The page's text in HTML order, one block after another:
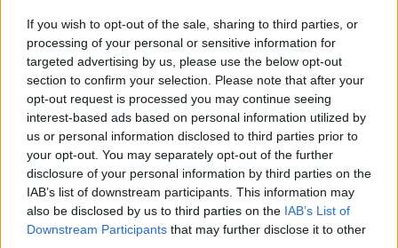
If you wish to opt-out of the sale, sharing to third parties, or
processing of your personal or sensitive information for
targeted advertising by us, please use the below opt-out
section to confirm your selection. Please note that after your
opt-out request is processed you may continue seeing
interest-based ads based on personal information utilized by
us or personal information disclosed to third parties prior to
your opt-out. You may separately opt-out of the further
disclosure of your personal information by third parties on the
IAB’s list of downstream participants. This information may
also be disclosed by us to third parties on the IAB’s List of
Downstream Participants that may further disclose it to other
fue un jugador esencial en la buena campaña del equipo.
Llegó a jugar 42 partidos entre la Liga y la promoción de
ascenso, en los que encajó 29 goles. Fue considerado uno
de los mejores jugadores del curso, sobre todo por la
regularidad que mostró.